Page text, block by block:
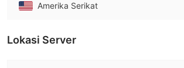
Amerika Serikat
Lokasi Server